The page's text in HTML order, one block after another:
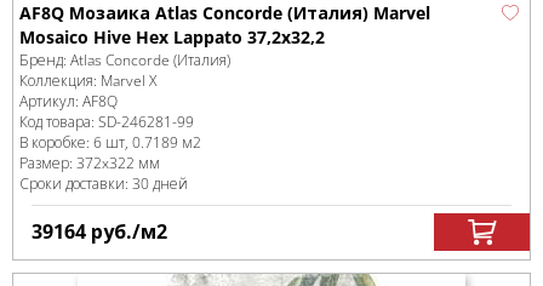
AF8Q Мозаика Atlas Concorde (Италия) Marvel
Mosaico Hive Hex Lappato 37,2x32,2
Бренд: Atlas Concorde (Италия)
Коллекция: Marvel X
Артикул: AF8Q
Код товара: SD-246281-99
В коробке: 6 шт, 0.7189 м2
Размер: 372x322 мм
Сроки доставки: 30 дней
39164 руб./м2